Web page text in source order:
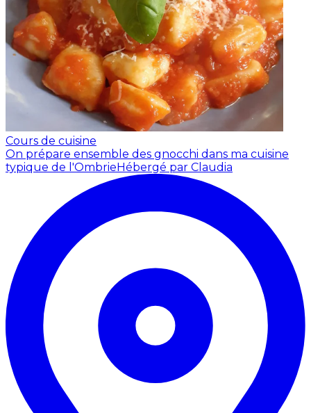
Cours de cuisine
On prépare ensemble des gnocchi dans ma cuisine
typique de l'OmbrieHébergé par Claudia